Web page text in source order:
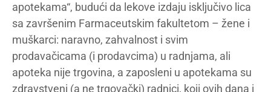
apotekama“, budući da lekove izdaju isključivo lica
sa završenim Farmaceutskim fakultetom – žene i
muškarci: naravno, zahvalnost i svim
prodavačicama (i prodavcima) u radnjama, ali
apoteka nije trgovina, a zaposleni u apotekama su
zdravstveni (a ne trgovački) radnici, koji ovih dana i